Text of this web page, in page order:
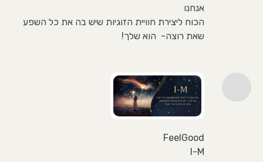
אנחנו
הכוח ליצירת חוויית הזוגיות שיש בה את כל השפע
שאת רוצה- הוא שלך!
FeelGood
I-M